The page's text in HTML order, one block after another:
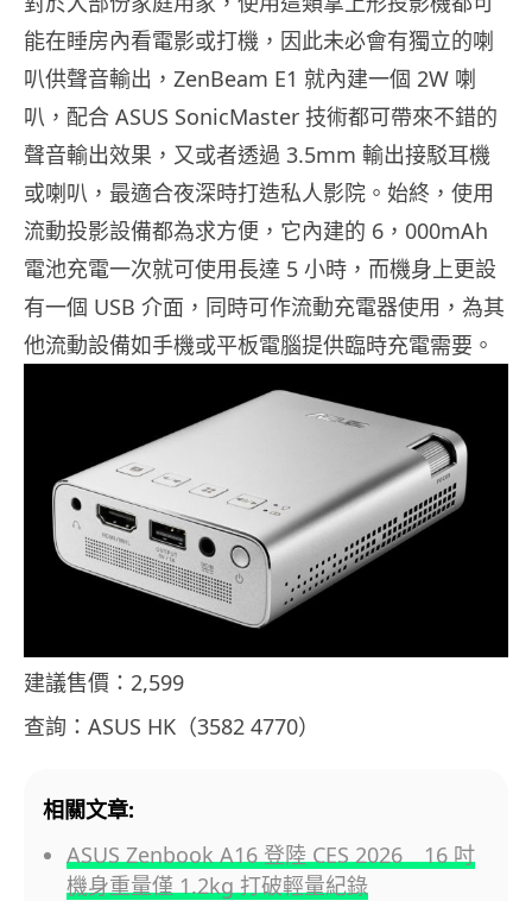
能在睡房內看電影或打機，因此未必會有獨立的喇
叭供聲音輸出，ZenBeam E1 就內建一個 2W 喇
叭，配合 ASUS SonicMaster 技術都可帶來不錯的
聲音輸出效果，又或者透過 3.5mm 輸出接駁耳機
或喇叭，最適合夜深時打造私人影院。始終，使用
流動投影設備都為求方便，它內建的 6，000mAh
電池充電一次就可使用長達 5 小時，而機身上更設
有一個 USB 介面，同時可作流動充電器使用，為其
他流動設備如手機或平板電腦提供臨時充電需要。
建議售價：2,599
查詢：ASUS HK（3582 4770）
相關文章:
ASUS Zenbook A16 登陸 CES 2026 16 吋
機身重量僅 1.2kg 打破輕量紀錄